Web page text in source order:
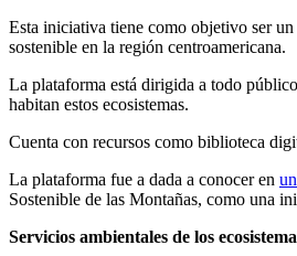
Esta iniciativa tiene como objetivo ser
sostenible en la región centroamericana.
La plataforma está dirigida a todo
habitan estos ecosistemas.
Cuenta con recursos como biblioteca
La plataforma fue a dada a conocer en
Sostenible de las Montañas, como una
Servicios ambientales de los